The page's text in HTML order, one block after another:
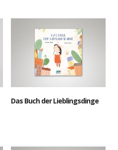
Das Buch der Lieblingsdinge